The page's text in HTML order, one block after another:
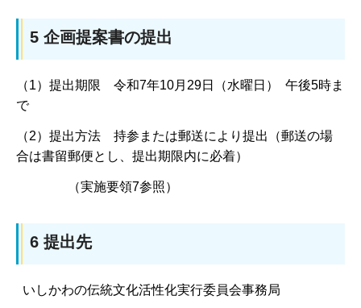
5 企画提案書の提出
（1）提出期限 令和7年10月29日（水曜日） 午後5時ま
で
（2）提出方法 持参または郵送により提出（郵送の場
合は書留郵便とし、提出期限内に必着）
（実施要領7参照）
6 提出先
いしかわの伝統文化活性化実行委員会事務局